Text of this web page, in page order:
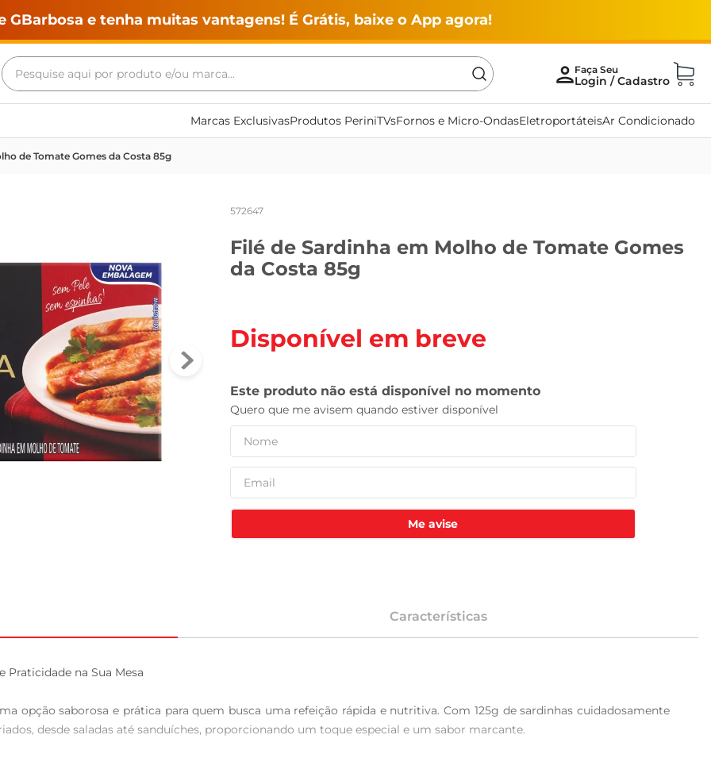
GBarbosa e tenha muitas vantagens! É Grátis, baixe o App agora!
Pesquise aqui por produto e/ou marca...
Marcas ExclusivasProdutos PeriniTVsFornos e Micro-OndasEletroportáteisAr Condicionado
de Tomate Gomes da Costa 85g
572647
Filé de Sardinha em Molho de Tomate Gomes
da Costa 85g
Disponível em breve
Me avise
Características
Praticidade na Sua Mesa
opção saborosa e prática para quem busca uma refeição rápida e nutritiva. Com 125g de sardinhas cuidadosamente
desde saladas até sanduíches, proporcionando um toque especial e um sabor marcante.
Termos mais buscados
maquina lavar
leite
vinho
leite pó